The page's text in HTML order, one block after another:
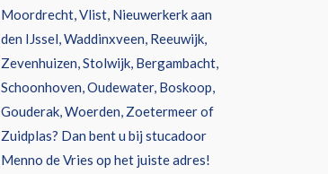
Moordrecht, Vlist, Nieuwerkerk aan
den IJssel, Waddinxveen, Reeuwijk,
Zevenhuizen, Stolwijk, Bergambacht,
Schoonhoven, Oudewater, Boskoop,
Gouderak, Woerden, Zoetermeer of
Zuidplas? Dan bent u bij stucadoor
Menno de Vries op het juiste adres!